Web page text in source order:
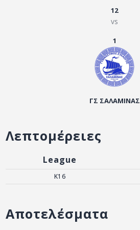
12
vs
1
ΓΣ ΣΑΛΑΜΙΝΑΣ
Λεπτομέρειες
League
K16
Αποτελέσματα